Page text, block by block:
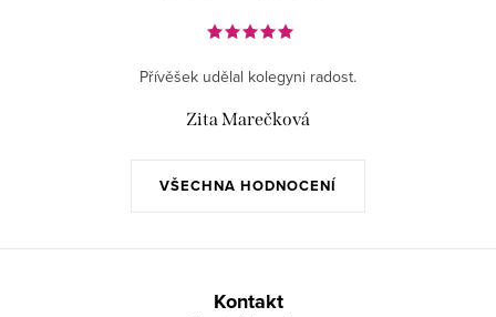
VŠECHNA HODNOCENÍ
Přívěšek udělal kolegyni radost.
Zita Marečková
Kontakt